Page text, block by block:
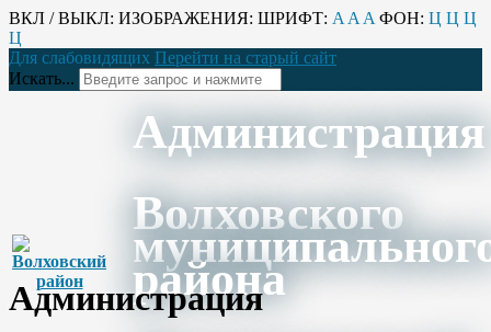
ВКЛ / ВЫКЛ: ИЗОБРАЖЕНИЯ: ШРИФТ: A A A ФОН: Ц Ц Ц
Ц
Для слабовидящих Перейти на старый сайт
Искать...
Администрация
Волховского
района
Администрация